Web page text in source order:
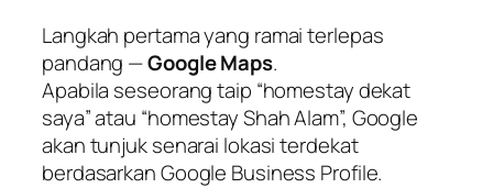
Langkah pertama yang ramai terlepas
pandang —Google Maps.
Apabila seseorang taip “homestay dekat
saya” atau “homestay Shah Alam”, Google
akan tunjuk senarai lokasi terdekat
berdasarkan Google Business Profile.